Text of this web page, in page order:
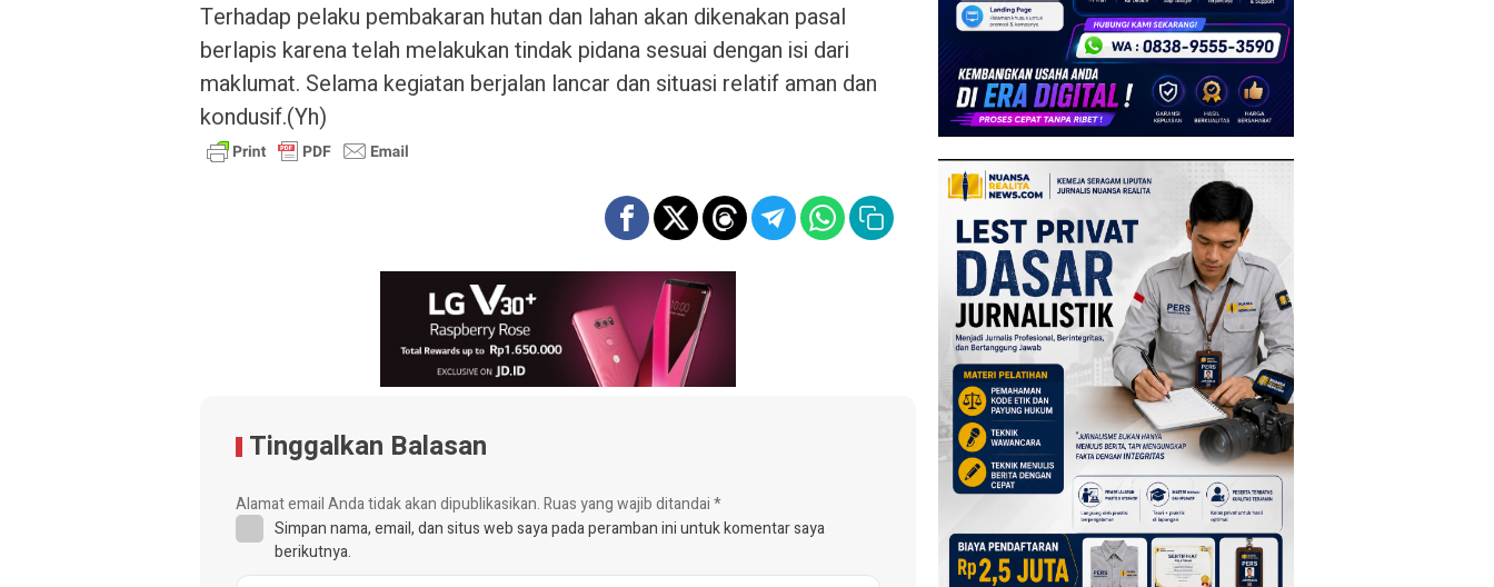
Terhadap pelaku pembakaran hutan dan lahan akan dikenakan pasal
berlapis karena telah melakukan tindak pidana sesuai dengan isi dari
maklumat. Selama kegiatan berjalan lancar dan situasi relatif aman dan
kondusif.(Yh)
Tinggalkan Balasan
Alamat email Anda tidak akan dipublikasikan.Ruas yang wajib ditandai*
Simpan nama, email, dan situs web saya pada peramban ini untuk komentar saya
berikutnya.